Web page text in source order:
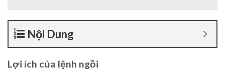
Nội Dung
Lợi ích của lệnh ngồi